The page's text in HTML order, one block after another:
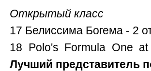
Открытый класс
17 Белиссима Богема - 2
18 Polo's Formula One
Лучший представитель